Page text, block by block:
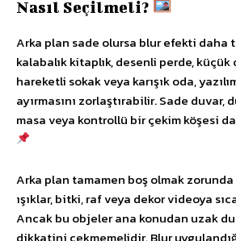
Nasıl Seçilmeli?
Arka plan sade olursa blur efekti daha
kalabalık kitaplık, desenli perde,
hareketli sokak veya karışık oda,
ayırmasını zorlaştırabilir. Sade duvar,
masa veya kontrollü bir çekim köşesi
Arka plan tamamen boş olmak
ışıklar, bitki, raf veya dekor videoya
Ancak bu objeler ana konudan uzak